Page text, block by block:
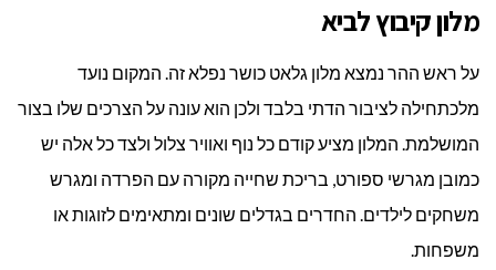
מלון קיבוץ לביא
על ראש ההר נמצא מלון גלאט כושר נפלא זה. המקום נועד
מלכתחילה לציבור הדתי בלבד ולכן הוא עונה על הצרכים שלו בצור
המושלמת. המלון מציע קודם כל נוף ואוויר צלול ולצד כל אלה יש
כמובן מגרשי ספורט, בריכת שחייה מקורה עם הפרדה ומגרש
משחקים לילדים. החדרים בגדלים שונים ומתאימים לזוגות או
משפחות.